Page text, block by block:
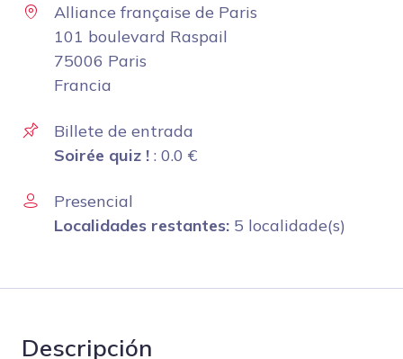
Alliance française de Paris
101 boulevard Raspail
75006 Paris
Francia
Billete de entrada
Soirée quiz ! : 0.0 €
Presencial
Localidades restantes: 5 localidade(s)
Descripción